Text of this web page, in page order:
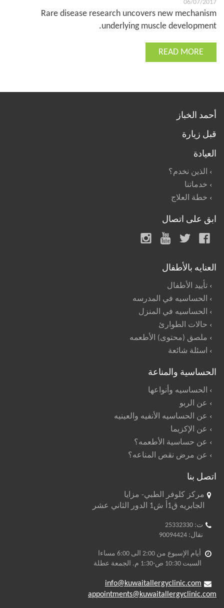
06/07/2017
Rare disease research uncovers new mechanism
underlying muscle development.
READ MORE
أحمد الخباز
قبل زيارة
العيادة
الذين نخدم؟
خدماتنا
خطة العلاج
ابق على اتصال
العنايه بالأطفال
تأييد الأطفال
الحساسيه في المدرسه
الحساسيه في المنزل
حالات الطوارئ
ملصق (محتوى) الأطعمه
اسئلة شائعة
الحساسية والمناعة
الحساسيه وأنواعها
عن الربو
عن الحساسيه الأنفيه والعينيه
عن الإكزيما
عن حساسية الأطعمه؟
عن مرض نقص المناعه؟
اتصل بنا
مركز كلوفر الطبي- مزايا
الجابريه ق1أ ش1 الدور الثاني عشر
ت: 25332330
نقال: 90094424
أيام الإسبوع من 2:00 الى 6:00 مساءا
السبت 10:30 ص-1:30 م. الجمعة عطلة
info@kuwaitallergyclinic.com
appointments@kuwaitallergyclinic.com